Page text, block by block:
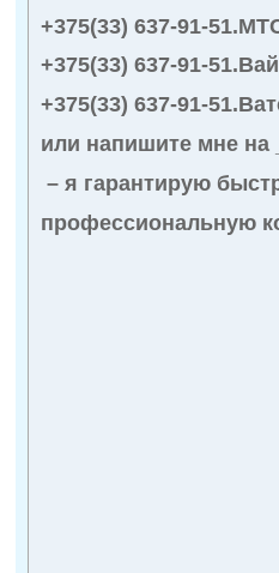
+375(33) 637-91-
+375(33) 637-91-
+375(33) 637-91-
или напишите мне на
– я гарантирую
профессиональную